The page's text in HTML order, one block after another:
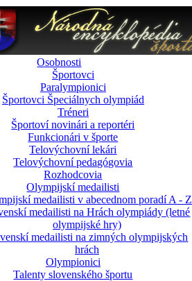
Osobnosti
Športovci
Paralympionici
Športovci Špeciálnych olympiád
Tréneri
Športoví novinári a reportéri
Funkcionári v športe
Telovýchovní lekári
Telovýchovní pedagógovia
Rozhodcovia
Olympijskí medailisti
medailisti v abecednom poradí A - Z
medailisti na Hrách olympiády (letné
olympijské hry)
medailisti na zimných olympijských
hrách
Olympionici
Talenty slovenského športu